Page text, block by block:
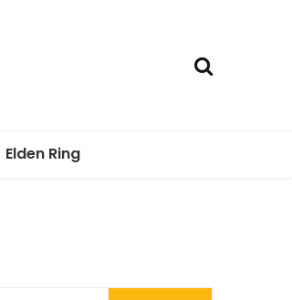
Elden Ring